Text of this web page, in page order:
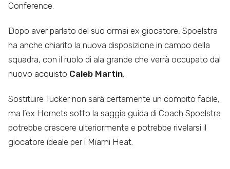
Conference.
Dopo aver parlato del suo ormai ex giocatore, Spoelstra
ha anche chiarito la nuova disposizione in campo della
squadra, con il ruolo di ala grande che verrà occupato dal
nuovo acquisto Caleb Martin.
Sostituire Tucker non sarà certamente un compito facile,
ma l’ex Hornets sotto la saggia guida di Coach Spoelstra
potrebbe crescere ulteriormente e potrebbe rivelarsi il
giocatore ideale per i Miami Heat.